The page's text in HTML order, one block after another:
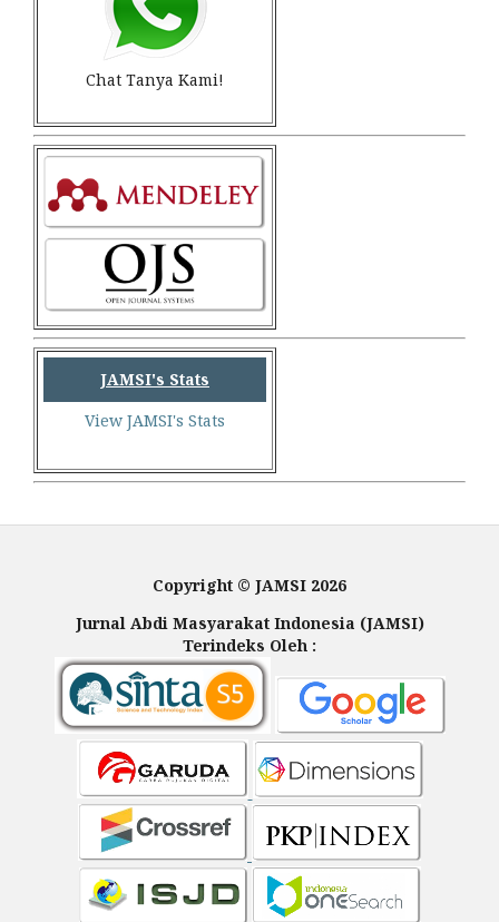
Chat Tanya Kami!
JAMSI's Stats
View JAMSI's Stats
Copyright © JAMSI 2026
Jurnal Abdi Masyarakat Indonesia (JAMSI)
Terindeks Oleh :